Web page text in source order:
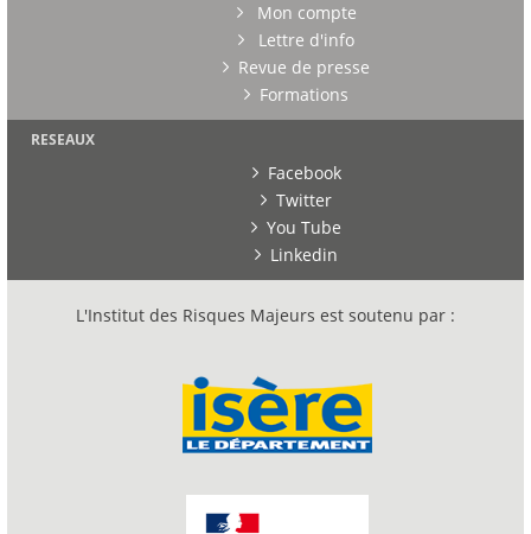
Mon compte
Lettre d'info
Revue de presse
Formations
RESEAUX
Facebook
Twitter
You Tube
Linkedin
L'Institut des Risques Majeurs est soutenu par :